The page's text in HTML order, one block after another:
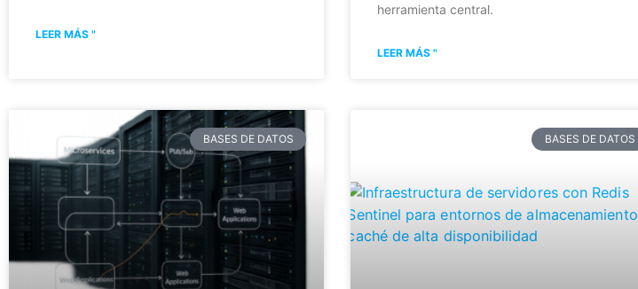
LEER MÁS "
herramienta central.
LEER MÁS "
BASES DE DATOS BASES DE DATOS